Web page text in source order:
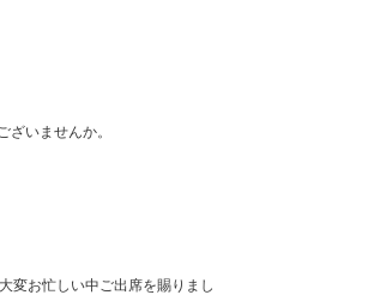
いませんか。
変お忙しい中ご出席を賜りまし